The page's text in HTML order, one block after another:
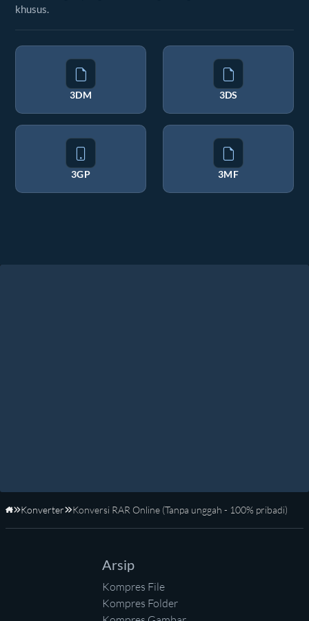
khusus.
3DM 3DS
3GP 3MF
Beranda
Konverter Konversi RAR Online (Tanpa unggah - 100% pribadi)
Arsip
Kompres File
Kompres Folder